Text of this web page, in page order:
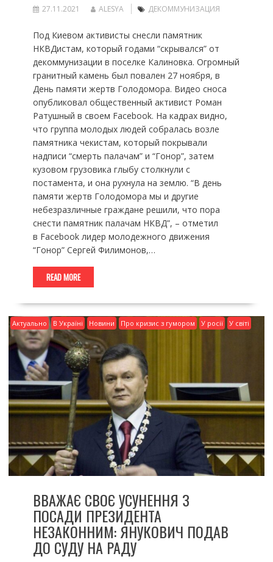
27.11.2021 ALESYA ДЕКОММУНИЗАЦИЯ
Под Киевом активисты снесли памятник
НКВДистам, который годами “скрывался” от
декоммунизации в поселке Калиновка. Огромный
гранитный камень был повален 27 ноября, в
День памяти жертв Голодомора. Видео сноса
опубликовал общественный активист Роман
Ратушный в своем Facebook. На кадрах видно,
что группа молодых людей собралась возле
памятника чекистам, который покрывали
надписи “смерть палачам” и “Гонор”, затем
кузовом грузовика глыбу столкнули с
постамента, и она рухнула на землю. “В день
памяти жертв Голодомора мы и другие
небезразличные граждане решили, что пора
снести памятник палачам НКВД”, – отметил
в Facebook лидер молодежного движения
“Гонор” Сергей Филимонов,…
READ MORE
Актуально В Україні Новини Про кризис з гумором У росії У світі
ВВАЖАЄ СВОЄ УСУНЕННЯ З
ПОСАДИ ПРЕЗИДЕНТА
НЕЗАКОННИМ: ЯНУКОВИЧ ПОДАВ
ДО СУДУ НА РАДУ